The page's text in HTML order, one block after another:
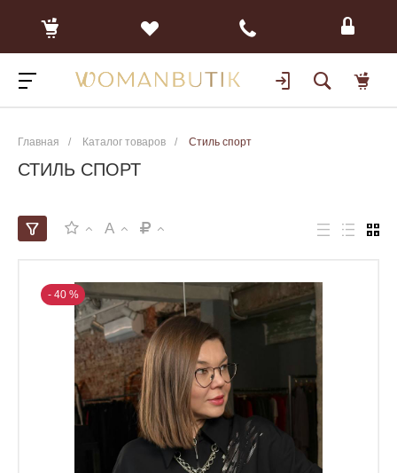
Главная / Каталог товаров / Стиль спорт
СТИЛЬ СПОРТ
A
- 40 %